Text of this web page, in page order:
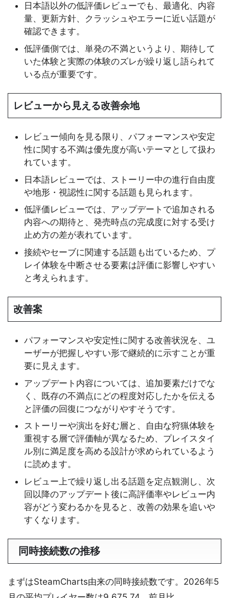
日本語以外の低評価レビューでも、最適化、内容
量、更新方針、クラッシュやエラーに近い話題が
確認できます。
低評価側では、単発の不満というより、期待して
いた体験と実際の体験のズレが繰り返し語られて
いる点が重要です。
レビューから見える改善余地
レビュー傾向を見る限り、パフォーマンスや安定
性に関する不満は優先度が高いテーマとして扱わ
れています。
日本語レビューでは、ストーリー中の進行自由度
や地形・視認性に関する話題も見られます。
低評価レビューでは、アップデートで追加される
内容への期待と、発売時点の完成度に対する受け
止め方の差が表れています。
接続やセーブに関連する話題も出ているため、プ
レイ体験を中断させる要素は評価に影響しやすい
と考えられます。
改善案
パフォーマンスや安定性に関する改善状況を、ユ
ーザーが把握しやすい形で継続的に示すことが重
要に見えます。
アップデート内容については、追加要素だけでな
く、既存の不満点にどの程度対応したかを伝える
と評価の回復につながりやすそうです。
ストーリーや演出を好む層と、自由な狩猟体験を
重視する層で評価軸が異なるため、プレイスタイ
ル別に満足度を高める設計が求められているよう
に読めます。
レビュー上で繰り返し出る話題を定点観測し、次
回以降のアップデート後に高評価率やレビュー内
容がどう変わるかを見ると、改善の効果を追いや
すくなります。
同時接続数の推移
まずはSteamCharts由来の同時接続数です。2026年5